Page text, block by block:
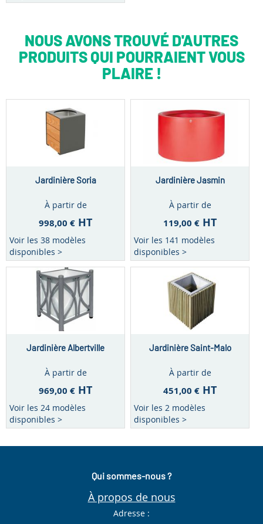
NOUS AVONS TROUVÉ D'AUTRES
PRODUITS QUI POURRAIENT VOUS
PLAIRE !
Jardinière Soria
À partir de
998,00 € HT
Voir les 38 modèles
disponibles >
Jardinière Jasmin
À partir de
119,00 € HT
Voir les 141 modèles
disponibles >
Jardinière Albertville
À partir de
969,00 € HT
Voir les 24 modèles
disponibles >
Jardinière Saint-Malo
À partir de
451,00 € HT
Voir les 2 modèles
disponibles >
Qui sommes-nous ?
À propos de nous
Adresse :